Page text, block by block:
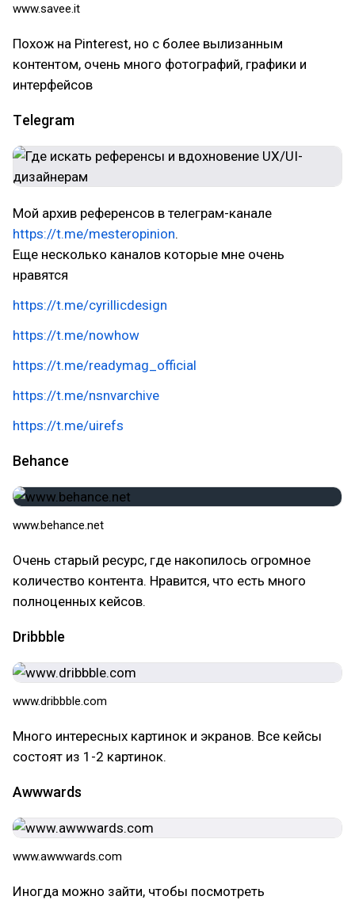
www.savee.it
Похож на Pinterest, но с более вылизанным
контентом, очень много фотографий, графики и
интерфейсов
Тelegram
Мой архив референсов в телеграм-канале
https://t.me/mesteropinion.
Еще несколько каналов которые мне очень
нравятся
https://t.me/cyrillicdesign
https://t.me/nowhow
https://t.me/readymag_official
https://t.me/nsnvarchive
https://t.me/uirefs
Behance
www.behance.net
Очень старый ресурс, где накопилось огромное
количество контента. Нравится, что есть много
полноценных кейсов.
Dribbble
www.dribbble.com
Много интересных картинок и экранов. Все кейсы
состоят из 1-2 картинок.
Awwwards
www.awwwards.com
Иногда можно зайти, чтобы посмотреть